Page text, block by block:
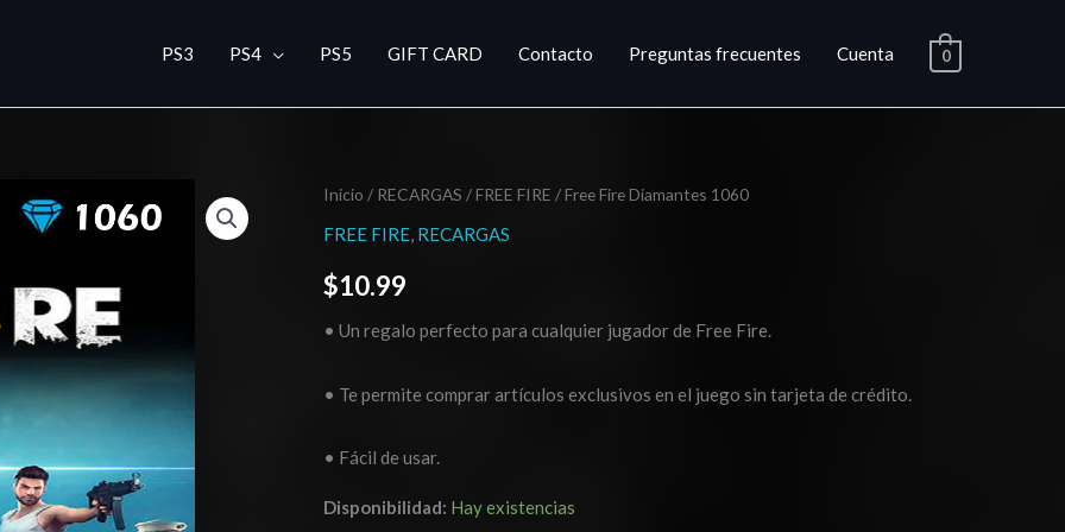
PS3 PS4 PS5 GIFT CARD Contacto Preguntas frecuentes Cuenta 0
Inicio / RECARGAS / FREE FIRE / Free Fire Diamantes 1060
FREE FIRE, RECARGAS
$10.99
• Un regalo perfecto para cualquier jugador de Free Fire.
• Te permite comprar artículos exclusivos en el juego sin tarjeta de crédito.
• Fácil de usar.
Disponibilidad: Hay existencias
Free
Fire
1060
cantidad